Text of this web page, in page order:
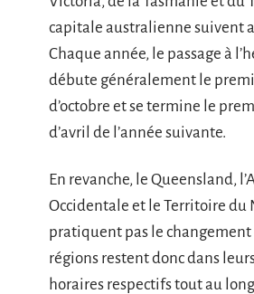
capitale australienne suivent
Chaque année, le passage à
débute généralement le
d’octobre et se termine le
d’avril de l’année suivante.
En revanche, le Queensland,
Occidentale et le Territoire du
pratiquent pas le changement
régions restent donc dans
horaires respectifs tout au long